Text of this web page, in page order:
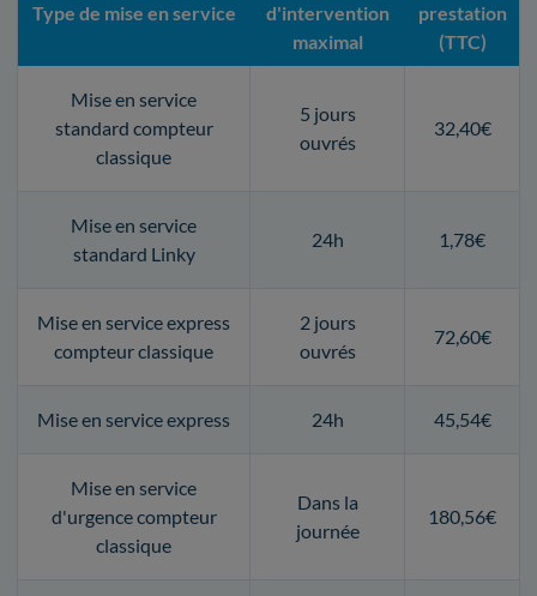
Type de mise en service
d'intervention
maximal
prestation
(TTC)
Mise en service
standard compteur
classique
5 jours
ouvrés
32,40€
Mise en service
standard Linky
24h 1,78€
Mise en service express
compteur classique
2 jours
ouvrés
72,60€
Mise en service express 24h 45,54€
Mise en service
d'urgence compteur
classique
Dans la
journée
180,56€